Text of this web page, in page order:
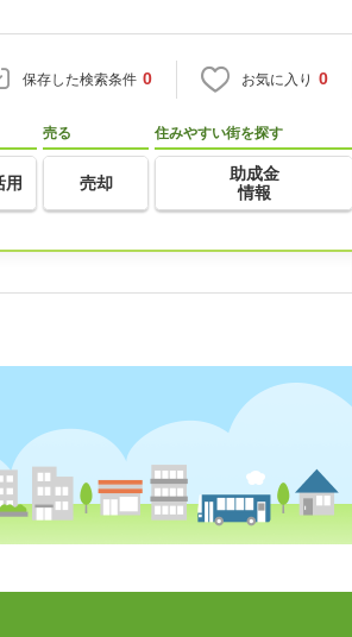
保存した検索条件 0 お気に入り 0
用
売る
売却
住みやすい街を探す
助成金
情報